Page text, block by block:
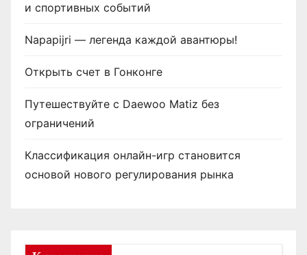
и спортивных событий
Napapijri — легенда каждой авантюры!
Открыть счет в Гонконге
Путешествуйте с Daewoo Matiz без
ограничений
Классификация онлайн-игр становится
основой нового регулирования рынка